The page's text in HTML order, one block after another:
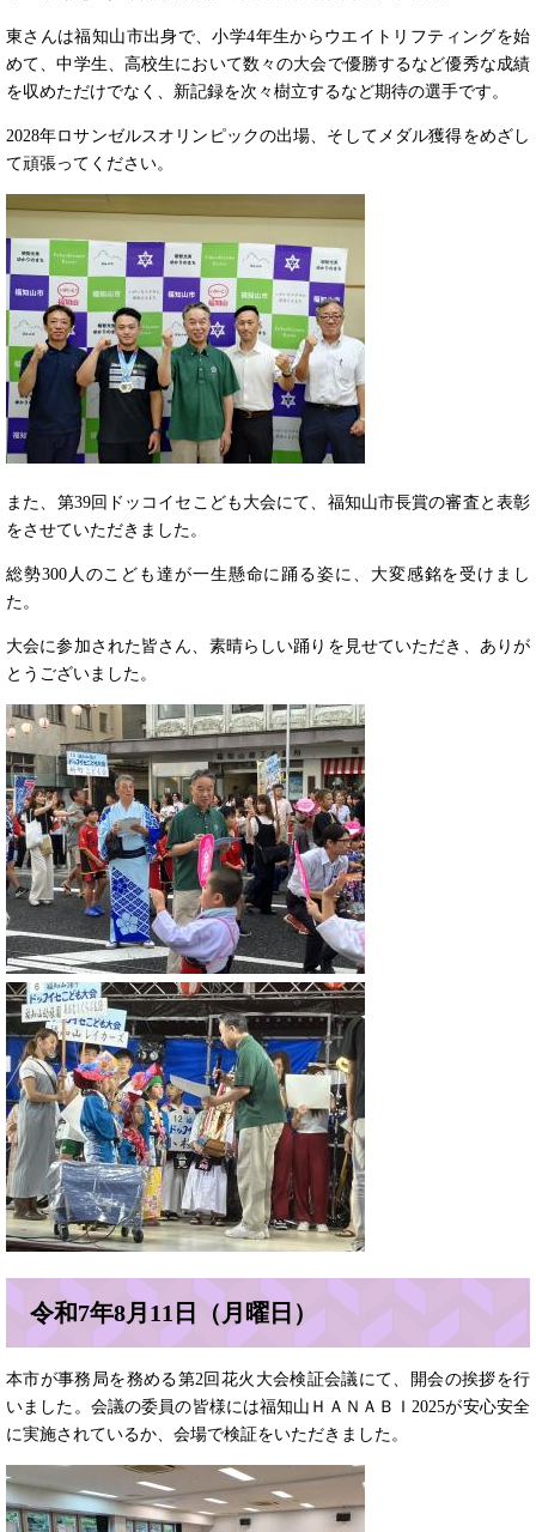
東さんは福知山市出身で、小学4年生からウエイトリフティングを始
めて、中学生、高校生において数々の大会で優勝するなど優秀な成績
を収めただけでなく、新記録を次々樹立するなど期待の選手です。
2028年ロサンゼルスオリンピックの出場、そしてメダル獲得をめざし
て頑張ってください。
また、​第39回ドッコイセこども大会にて、福知山市長賞の審査と表彰
をさせていただきました。
総勢300人のこども達が一生懸命に踊る姿に、大変感銘を受けまし
た。
大会に参加された皆さん、素晴らしい踊りを見せていただき、ありが
とうございました。
令和7年8月11日（月曜日）
本市が事務局を務める第2回花火大会検証会議にて、開会の挨拶を行
いました。会議の委員の皆様には福知山ＨＡＮＡＢＩ2025が安心安全
に実施されているか、会場で検証をいただきました。